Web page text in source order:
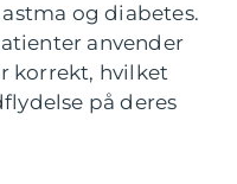
og diabetes.
anvender
korrekt, hvilket
på deres